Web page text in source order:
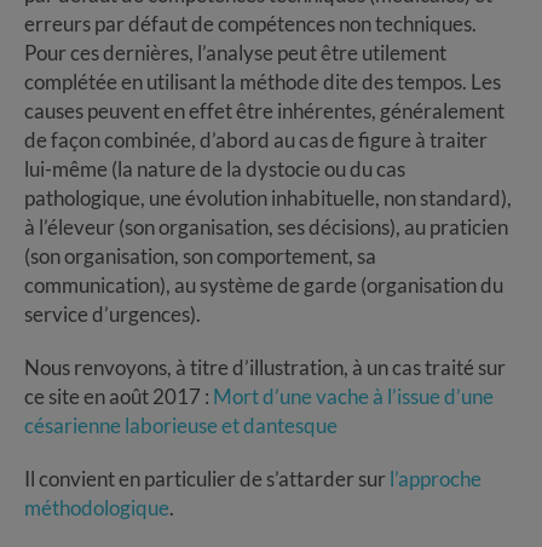
erreurs par défaut de compétences non techniques.
Pour ces dernières, l’analyse peut être utilement
complétée en utilisant la méthode dite des tempos. Les
causes peuvent en effet être inhérentes, généralement
de façon combinée, d’abord au cas de figure à traiter
lui-même (la nature de la dystocie ou du cas
pathologique, une évolution inhabituelle, non standard),
à l’éleveur (son organisation, ses décisions), au praticien
(son organisation, son comportement, sa
communication), au système de garde (organisation du
service d’urgences).
Nous renvoyons, à titre d’illustration, à un cas traité sur
ce site en août 2017 : Mort d’une vache à l’issue d’une
césarienne laborieuse et dantesque
Il convient en particulier de s’attarder surl’approche
méthodologique.